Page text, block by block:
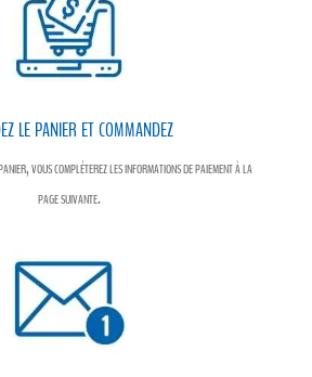
le panier et commandez
vous compléterez les informations de paiement à la
page suivante.